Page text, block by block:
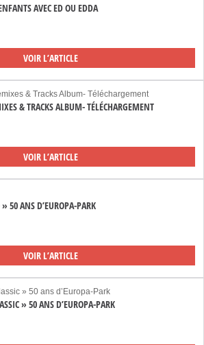
AVEC ED OU EDDA
VOIR L’ARTICLE
& TRACKS ALBUM- TÉLÉCHARGEMENT
VOIR L’ARTICLE
50 ANS D’EUROPA-PARK
VOIR L’ARTICLE
» 50 ANS D’EUROPA-PARK